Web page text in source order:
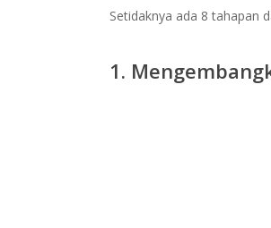
Setidaknya ada 8 tahapan
1.